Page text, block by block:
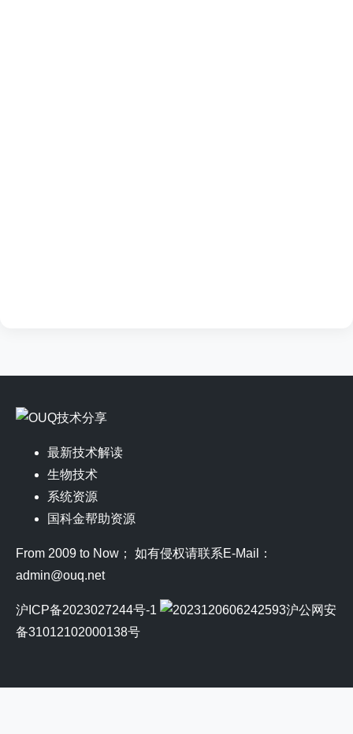
最新技术解读
生物技术
系统资源
国科金帮助资源
From 2009 to Now； 如有侵权请联系E-Mail：
admin@ouq.net
沪ICP备2023027244号-1
沪公网安
备31012102000138号